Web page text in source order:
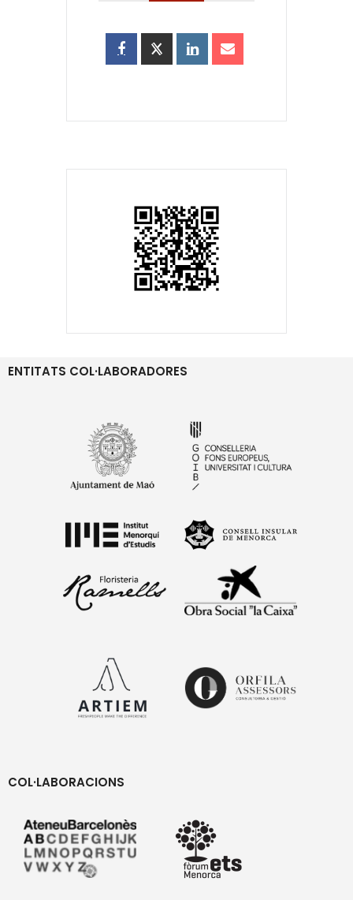
ENTITATS COL·LABORADORES
COL·LABORACIONS